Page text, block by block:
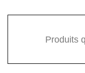
Produits